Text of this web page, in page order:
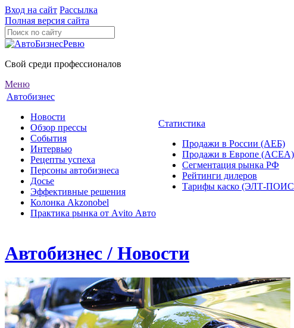
Вход на сайт Рассылка
Полная версия сайта
Свой среди профессионалов
Меню
Автобизнес
Новости
Обзор прессы
События
Интервью
Рецепты успеха
Персоны автобизнеса
Досье
Эффективные решения
Колонка Akzonobel
Практика рынка от Аvito Авто
Статистика
Продажи в России (АЕБ)
Продажи в Европе (ACEA)
Сегментация рынка РФ
Рейтинги дилеров
Тарифы каско (ЭЛТ-
Автобизнес / Новости